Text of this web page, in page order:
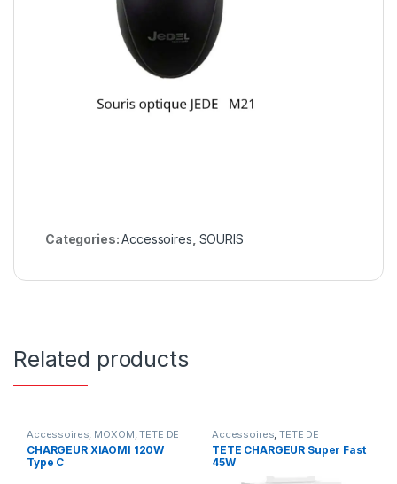
Categories:Accessoires SOURIS
Related products
Accessoires MOXOM ,TETE DE
CHARGEUR
CHARGEUR XIAOMI 120W
Type C
Accessoires ,TETE DE
CHARGEUR
TETE CHARGEUR Super Fast
45W